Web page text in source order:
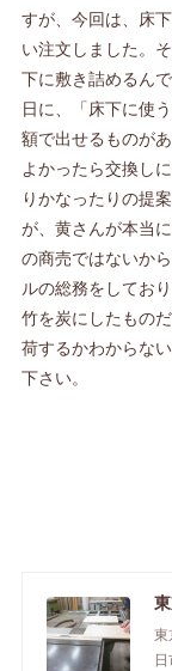
すが、今回は、床
い注文しました。
下に敷き詰めるん
日に、「床下に使
額で出せるものが
よかったら交換し
りかなったりの提
が、黄さんが本当
の商売ではないか
ルの総務をしてお
竹を炭にしたもの
荷するかわからな
下さい。
東